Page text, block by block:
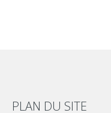
PLAN DU SITE